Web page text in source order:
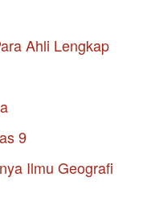
Ahli Lengkap
9
Ilmu Geografi